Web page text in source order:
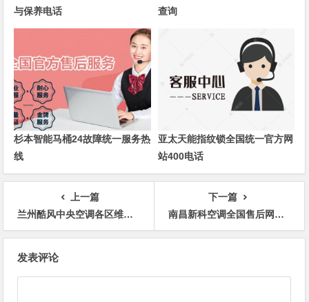
与保养电话
查询
杉本智能马桶24故障统一服务热
线
亚太天能指纹锁全国统一官方网
站400电话
上一篇
兰州酷风中央空调各区维修网点中心热线
下一篇
南昌新科空调全国售后网点客服专线预约
发表评论